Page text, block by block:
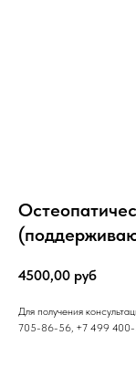
4500,00 руб
Для получения
705-86-56, +7 499